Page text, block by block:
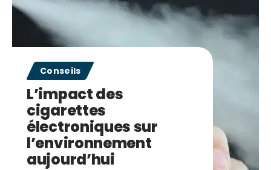
Conseils
L’impact des
cigarettes
électroniques sur
l’environnement
aujourd’hui